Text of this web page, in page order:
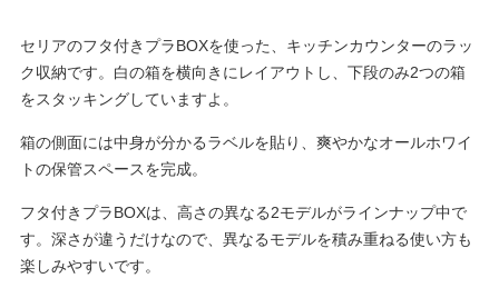
セリアのフタ付きプラBOXを使った、キッチンカウンターのラッ
ク収納です。白の箱を横向きにレイアウトし、下段のみ2つの箱
をスタッキングしていますよ。
箱の側面には中身が分かるラベルを貼り、爽やかなオールホワイ
トの保管スペースを完成。
フタ付きプラBOXは、高さの異なる2モデルがラインナップ中で
す。深さが違うだけなので、異なるモデルを積み重ねる使い方も
楽しみやすいです。